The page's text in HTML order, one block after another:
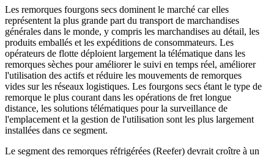
Les remorques fourgons secs dominent le marché car elles
représentent la plus grande part du transport de marchandises
générales dans le monde, y compris les marchandises au détail, les
produits emballés et les expéditions de consommateurs. Les
opérateurs de flotte déploient largement la télématique dans les
remorques sèches pour améliorer le suivi en temps réel, améliorer
l'utilisation des actifs et réduire les mouvements de remorques
vides sur les réseaux logistiques. Les fourgons secs étant le type de
remorque le plus courant dans les opérations de fret longue
distance, les solutions télématiques pour la surveillance de
l'emplacement et la gestion de l'utilisation sont les plus largement
installées dans ce segment.
Le segment des remorques réfrigérées (Reefer) devrait croître à un